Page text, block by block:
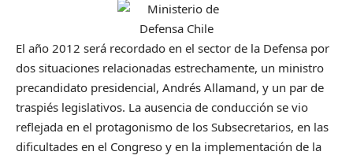
El año 2012 será recordado en el sector de la Defensa por
dos situaciones relacionadas estrechamente, un ministro
precandidato presidencial, Andrés Allamand, y un par de
traspiés legislativos. La ausencia de conducción se vio
reflejada en el protagonismo de los Subsecretarios, en las
dificultades en el Congreso y en la implementación de la